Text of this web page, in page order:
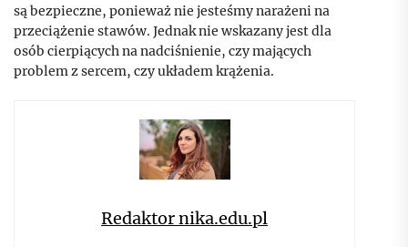
są bezpieczne, ponieważ nie jesteśmy narażeni na
przeciążenie stawów. Jednak nie wskazany jest dla
osób cierpiących na nadciśnienie, czy mających
problem z sercem, czy układem krążenia.
Redaktor nika.edu.pl